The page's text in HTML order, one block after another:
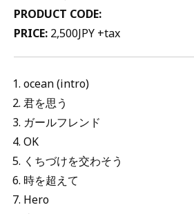
PRODUCT CODE:
PRICE: 2,500JPY +tax
ocean (intro)
君を思う
ガールフレンド
OK
くちづけを交わそう
時を超えて
Hero